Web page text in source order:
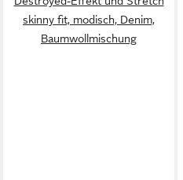
skinny fit, modisch, Denim,
Baumwollmischung